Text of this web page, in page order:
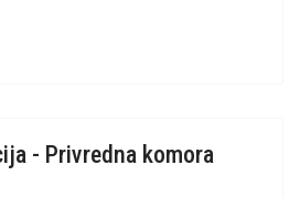
- Privredna komora